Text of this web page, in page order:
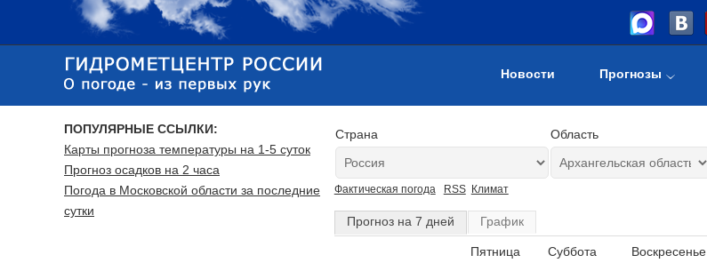
Новости Прогнозы
Страна Область
Фактическая погода RSS Климат
Прогноз на 7 дней График
Пятница
Суббота
Воскресенье
ПОПУЛЯРНЫЕ ССЫЛКИ:
Карты прогноза температуры на 1-5 суток
Прогноз осадков на 2 часа
Погода в Московской области за последние
сутки